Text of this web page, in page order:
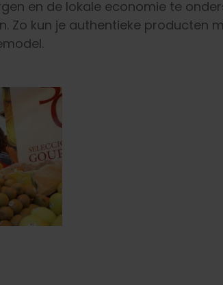
en de lokale economie te
Zo kun je authentieke producten